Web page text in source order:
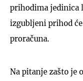
prihodima jedinica
izgubljeni prihod
proračuna.
Na pitanje zašto je